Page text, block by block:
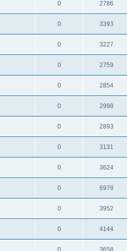
0 2786
0 3393
0 3227
0 2759
0 2854
0 2998
0 2893
0 3131
0 3624
0 6978
0 3952
0 4144
0 3658